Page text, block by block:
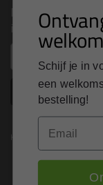
Nieuws, tips en
inbox
Kitcentrum is trots op:
Schijf je in
een
bestelling!
Email